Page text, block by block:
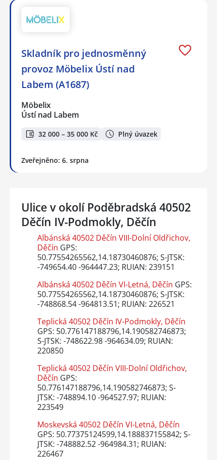
Skladník pro jednosměnný
provoz Möbelix Ústí nad
Labem (A1687)
Möbelix
Ústí nad Labem
32 000 – 35 000 Kč Plný úvazek
Zveřejněno: 6. srpna
Ulice v okolí Poděbradská 40502
Děčín IV-Podmokly, Děčín
Albánská 40502 Děčín VIII-Dolní Oldřichov,
Děčín GPS:
50.77554265562,14.18730460876; S-JTSK:
-749654.40 -964447.23; RUIAN: 239151
Albánská 40502 Děčín VI-Letná, Děčín GPS:
50.77554265562,14.18730460876; S-JTSK:
-748868.54 -964813.51; RUIAN: 226521
Teplická 40502 Děčín IV-Podmokly, Děčín
GPS: 50.776147188796,14.190582746873;
S-JTSK: -748622.98 -964634.09; RUIAN:
220850
Teplická 40502 Děčín VIII-Dolní Oldřichov,
Děčín GPS:
50.776147188796,14.190582746873; S-
JTSK: -748894.10 -964527.97; RUIAN:
223549
Moskevská 40502 Děčín VI-Letná, Děčín
GPS: 50.77375124599,14.188837155842; S-
JTSK: -748882.52 -964984.31; RUIAN:
226467